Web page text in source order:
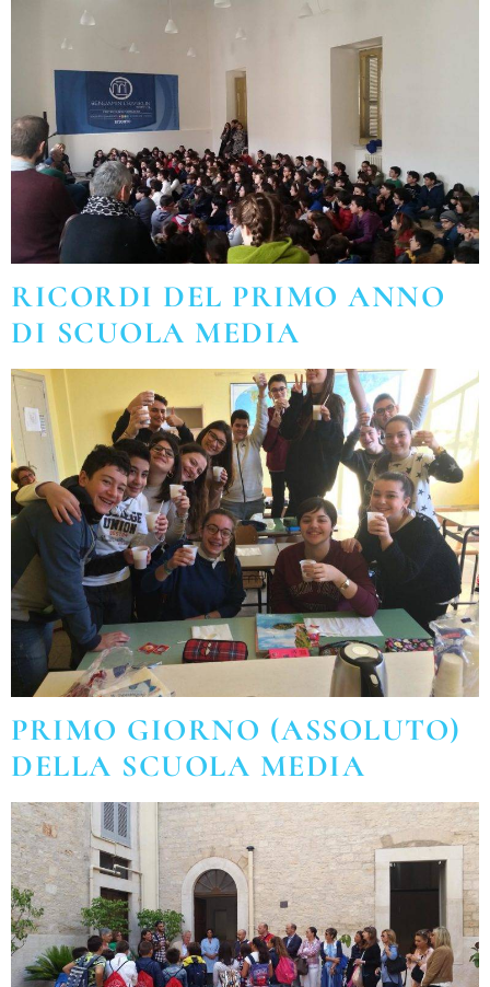
RICORDI DEL PRIMO ANNO
DI SCUOLA MEDIA
PRIMO GIORNO (ASSOLUTO)
DELLA SCUOLA MEDIA